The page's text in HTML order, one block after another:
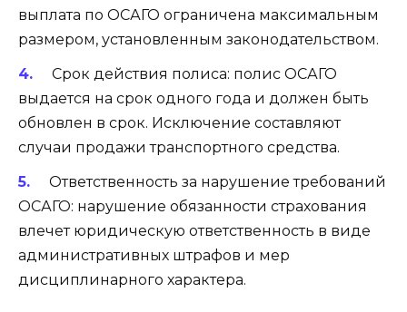
выплата по ОСАГО ограничена максимальным
размером, установленным законодательством.
Срок действия полиса: полис ОСАГО
выдается на срок одного года и должен быть
обновлен в срок. Исключение составляют
случаи продажи транспортного средства.
Ответственность за нарушение требований
ОСАГО: нарушение обязанности страхования
влечет юридическую ответственность в виде
административных штрафов и мер
дисциплинарного характера.